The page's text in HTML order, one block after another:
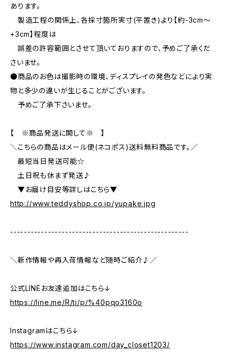
あります。
製造工程の関係上、各採寸箇所実寸(平置き)より【約-3cm～
+3cm】程度は
誤差の許容範囲とさせて頂いておりますので、予めご了承くだ
さいませ。
●商品のお色は撮影時の環境、ディスプレイの発色などにより実
物と多少の違いが生じることがございます。
予めご了承下さいませ。
【 ※商品発送に関して※ 】
＼こちらの商品はメール便(ネコポス)送料無料商品です。／
最短当日発送可能☆
土日祝も休まず発送♪
▼お届け目安等詳しはこちら▼
http://www.teddyshop.co.jp/yupake.jpg
----------------------------------------------------
＼新作情報や再入荷情報など随時ご紹介♪／
公式LINEお友達追加はこちら↓
https://line.me/R/ti/p/%40pqo3160o
Instagramはこちら↓
https://www.instagram.com/day_closet1203/